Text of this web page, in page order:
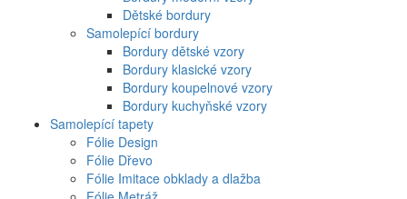
Dětské bordury
Samolepící bordury
Bordury dětské vzory
Bordury klasické vzory
Bordury koupelnové vzory
Bordury kuchyňské vzory
Samolepící tapety
Fólie Design
Fólie Dřevo
Fólie Imitace obklady a dlažba